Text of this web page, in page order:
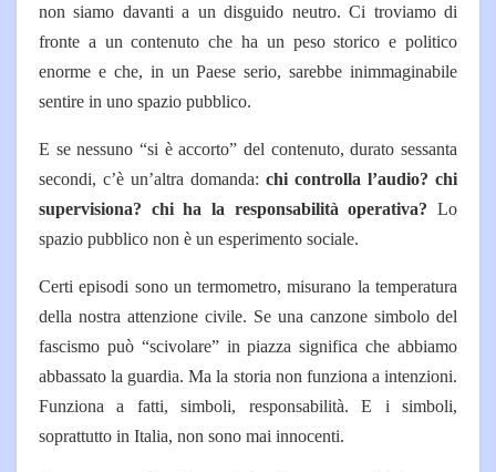
non siamo davanti a un disguido neutro. Ci troviamo di
fronte a un contenuto che ha un peso storico e politico
enorme e che, in un Paese serio, sarebbe inimmaginabile
sentire in uno spazio pubblico.
E se nessuno “si è accorto” del contenuto, durato sessanta
secondi, c’è un’altra domanda: chi controlla l’audio? chi
supervisiona? chi ha la responsabilità operativa? Lo
spazio pubblico non è un esperimento sociale.
Certi episodi sono un termometro, misurano la temperatura
della nostra attenzione civile. Se una canzone simbolo del
fascismo può “scivolare” in piazza significa che abbiamo
abbassato la guardia.Ma la storia non funziona a intenzioni.
Funziona a fatti, simboli, responsabilità. E i simboli,
soprattutto in Italia, non sono mai innocenti.